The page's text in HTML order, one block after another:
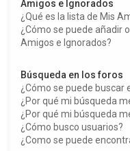
Amigos e Ignorados
¿Qué es la lista de Mis
¿Cómo se puede añadir
Amigos e Ignorados?
Búsqueda en los foros
¿Cómo se puede buscar
¿Por qué mi búsqueda
¿Por qué mi búsqueda
¿Cómo busco usuarios?
¿Como se puede